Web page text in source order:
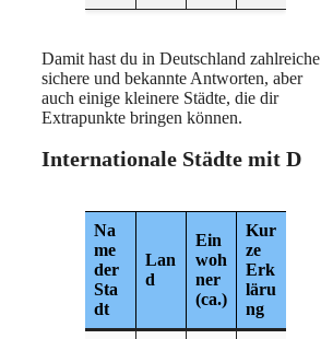
Damit hast du in Deutschland zahlreiche
sichere und bekannte Antworten, aber
auch einige kleinere Städte, die dir
Extrapunkte bringen können.
Internationale Städte mit D
Na
me
der
Sta
dt
Lan
d
Ein
woh
ner
(ca.)
Kur
ze
Erk
läru
ng